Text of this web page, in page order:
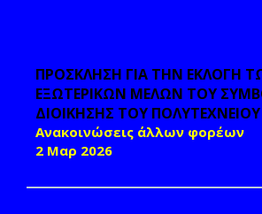
ΠΡΟΣΚΛΗΣΗ ΓΙΑ ΤΗΝ ΕΚΛΟΓΗ
ΕΞΩΤΕΡΙΚΩΝ ΜΕΛΩΝ ΤΟΥ
ΔΙΟΙΚΗΣΗΣ ΤΟΥ
Ανακοινώσεις άλλων φορέων
2 Μαρ 2026